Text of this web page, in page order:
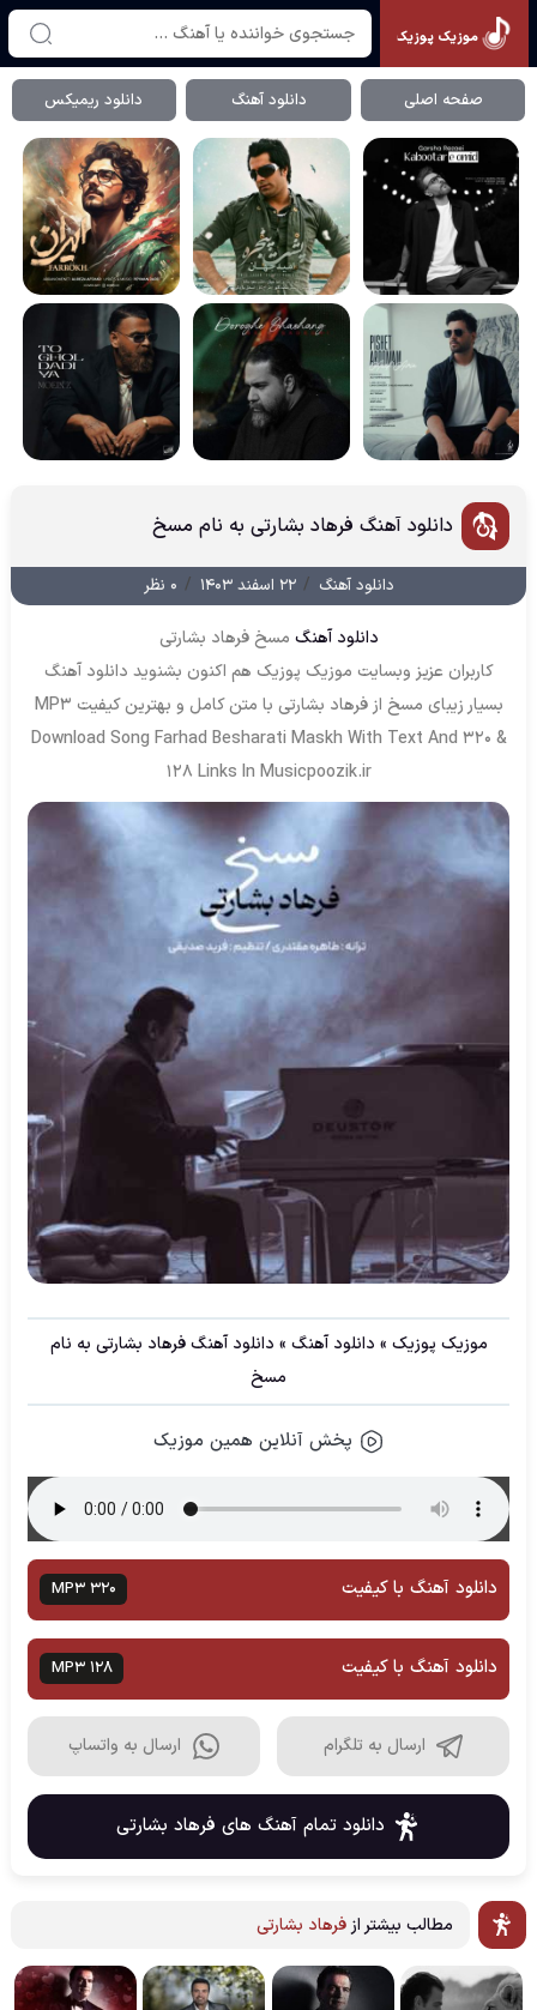
موزیک پوزیک
صفحه اصلی دانلود آهنگ دانلود ریمیکس
دانلود آهنگ فرهاد بشارتی به نام مسخ
دانلود آهنگ / ۲۲ اسفند ۱۴۰۳ / ۰ نظر
دانلود آهنگ مسخ فرهاد بشارتی
کاربران عزیز وبسایت موزیک پوزیک هم اکنون بشنوید دانلود آهنگ
بسیار زیبای مسخ از فرهاد بشارتی با متن کامل و بهترین کیفیت MP3
Download Song Farhad Besharati Maskh With Text And 320 &
128 Links In Musicpoozik.ir
موزیک پوزیک » دانلود آهنگ » دانلود آهنگ فرهاد بشارتی به نام
مسخ
پخش آنلاین همین موزیک
دانلود آهنگ با کیفیت MP3 320
دانلود آهنگ با کیفیت MP3 128
ارسال به تلگرام ارسال به واتساپ
دانلود تمام آهنگ های فرهاد بشارتی
مطالب بیشتر از فرهاد بشارتی